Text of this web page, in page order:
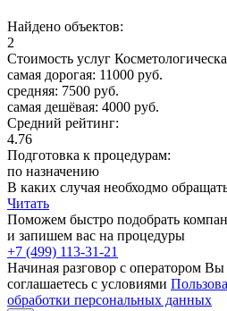
Найдено объектов:
2
Стоимость услуг
самая дорогая: 11000 руб.
средняя: 7500 руб.
самая дешёвая: 4000 руб.
Средний рейтинг:
4.76
Подготовка к процедурам:
по назначению
В каких случая необходмо
Читать
Поможем быстро подобрать
и запишем вас на процедуры
+7 (499) 113-31-21
Начиная разговор с оператором
соглашаетесь с условиями
обработки персональных данных